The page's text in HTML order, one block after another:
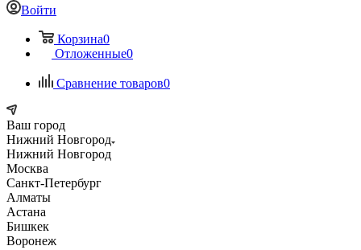
Войти
Корзина0
Отложенные0
Сравнение товаров0
Ваш город
Нижний Новгород
Нижний Новгород
Москва
Санкт-Петербург
Алматы
Астана
Бишкек
Воронеж